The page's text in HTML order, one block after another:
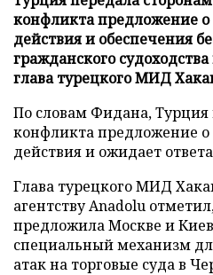
конфликта предложение
действия и обеспечения
гражданского
глава турецкого МИД
По словам Фидана, Турция
конфликта предложение
действия и ожидает
Глава турецкого МИД
агентству Anadolu
предложила Москве и
специальный механизм
атак на торговые суда в